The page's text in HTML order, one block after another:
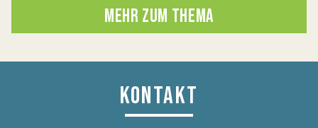
MEHR ZUM THEMA
KONTAKT